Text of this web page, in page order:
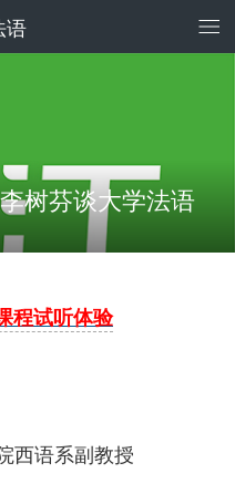
语
树芬谈大学法语
程试听体验
西语系副教授